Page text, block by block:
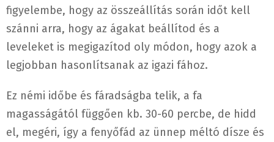
figyelembe, hogy az összeállítás során időt kell
szánni arra, hogy az ágakat beállítod és a
leveleket is megigazítod oly módon, hogy azok a
legjobban hasonlítsanak az igazi fához.
Ez némi időbe és fáradságba telik, a fa
magasságától függően kb. 30-60 percbe, de hidd
el, megéri, így a fenyőfád az ünnep méltó dísze és